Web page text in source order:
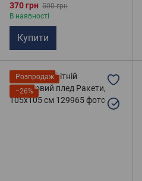
370 грн 500 грн
В наявності
Купити
Розпродаж
−26%